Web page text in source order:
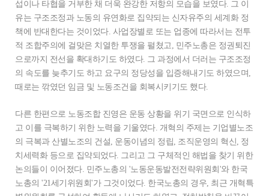
섭이나 타협을 거부한 채 더욱 완강한 저항의 모습을 보였다. 그 이
유는 구조조정과 노동의 유연화로 집약되는 신자유주의 세계화 정
책에 반대한다는 것이었다. 사업장별로 또는 업종에 따라서는 전투
적 조합주의에 걸맞은 치열한 투쟁을 펼쳤고, 민주노총은 정권퇴진
으로까지 전선을 확대하기도 하였다. 그 과정에서 더러는 구조조정
의 속도를 늦추기도 하고 요구의 정당성을 입증해내기도 하였으며,
때로는 깎였던 임금 및 노동조건을 회복시키기도 했다.
다른 한편으로 노동조합 진영은 운동 상황을 위기 국면으로 인식하
고 이를 극복하기 위한 노력을 기울였다. 개혁의 주제는 기업별노조
의 극복과 산별노조의 건설, 운동이념의 정립, 조직운영의 혁신, 정
치세력화 등으로 집약되었다. 그리고 그 구체적인 해법을 찾기 위한
논의들이 이어졌다. 민주노총의 '노동운동발전전략위원회'와 한국
노총의 '21세기위원회'가 그것이었다. 한국노총의 경우, 최근 개혁특